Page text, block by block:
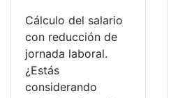
Cálculo del salario
con reducción de
jornada laboral.
¿Estás
considerando